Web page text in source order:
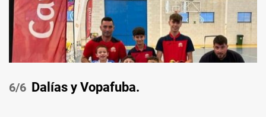
/6 Dalías y Vopafuba.